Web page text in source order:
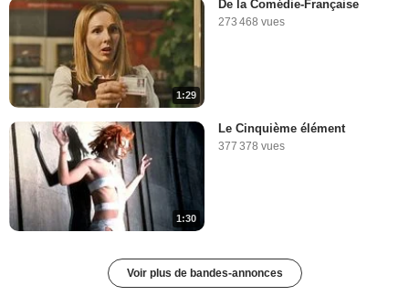
1:29
De la Comédie-Française
273 468 vues
1:30
Le Cinquième élément
377 378 vues
Voir plus de bandes-annonces